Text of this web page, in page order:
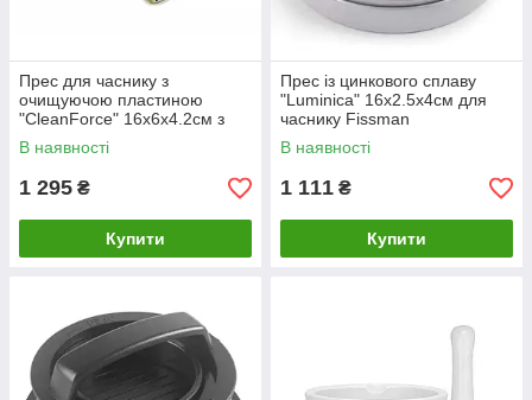
Прес для часнику з
очищуючою пластиною
"CleanForce" 16х6х4.2см з
пластику Joseph Joseph
В наявності
1 295 ₴
Купити
Прес із цинкового сплаву
"Luminica" 16х2.5х4см для
часнику Fissman
В наявності
1 111 ₴
Купити